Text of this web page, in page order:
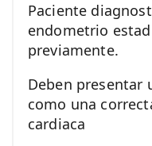
Paciente
endometrio
previamente.
Deben presentar
como una
cardiaca